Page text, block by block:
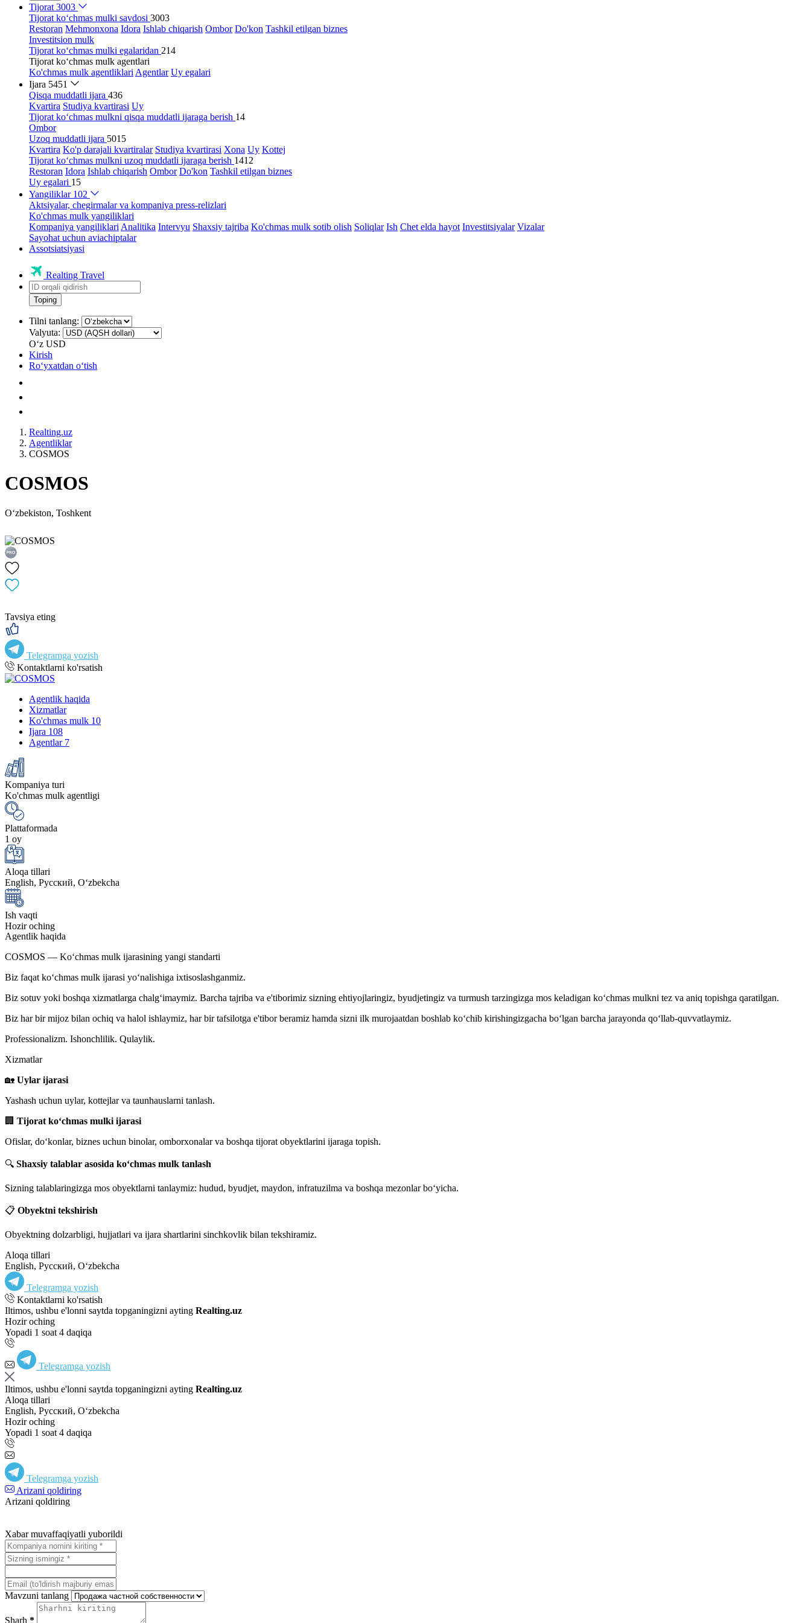
Tijorat 3003
Tijorat ko‘chmas mulki savdosi 3003
Restoran Mehmonxona Idora Ishlab chiqarish Ombor Do'kon Tashkil etilgan biznes
Investitsion mulk
Tijorat ko‘chmas mulki egalaridan 214
Tijorat ko‘chmas mulk agentlari
Ko'chmas mulk agentliklari Agentlar Uy egalari
Ijara 5451
Qisqa muddatli ijara 436
Kvartira Studiya kvartirasi Uy
Tijorat ko‘chmas mulkni qisqa muddatli ijaraga berish 14
Ombor
Uzoq muddatli ijara 5015
Kvartira Ko'p darajali kvartiralar Studiya kvartirasi Xona Uy Kottej
Tijorat ko‘chmas mulkni uzoq muddatli ijaraga berish 1412
Restoran Idora Ishlab chiqarish Ombor Do'kon Tashkil etilgan biznes
Uy egalari 15
Yangiliklar 102
Aktsiyalar, chegirmalar va kompaniya press-relizlari
Ko'chmas mulk yangiliklari
Kompaniya yangiliklari Analitika Intervyu Shaxsiy tajriba Ko'chmas mulk sotib olish Soliqlar Ish Chet elda hayot Investitsiyalar Vizalar
Sayohat uchun aviachiptalar
Assotsiatsiyasi
Realting Travel
Toping
Tilni tanlang:
Valyuta:
Oʻz USD
Kirish
Roʻyxatdan oʻtish
Realting.uz
Agentliklar
COSMOS
COSMOS
Oʻzbekiston, Toshkent
Tavsiya eting
Telegramga yozish
Kontaktlarni ko'rsatish
Agentlik haqida
Xizmatlar
Ko'chmas mulk 10
Ijara 108
Agentlar 7
Kompaniya turi
Ko'chmas mulk agentligi
Plattaformada
1 oy
Aloqa tillari
English, Русский, Oʻzbekcha
Ish vaqti
Hozir oching
Agentlik haqida
COSMOS — Ko‘chmas mulk ijarasining yangi standarti
Biz faqat ko‘chmas mulk ijarasi yo‘nalishiga ixtisoslashganmiz.
Biz sotuv yoki boshqa xizmatlarga chalg‘imaymiz. Barcha tajriba va e'tiborimiz sizning ehtiyojlaringiz, byudjetingiz va turmush tarzingizga mos keladigan ko‘chmas mulkni tez va aniq topishga qaratilgan.
Biz har bir mijoz bilan ochiq va halol ishlaymiz, har bir tafsilotga e'tibor beramiz hamda sizni ilk murojaatdan boshlab ko‘chib kirishingizgacha bo‘lgan barcha jarayonda qo‘llab-quvvatlaymiz.
Professionalizm. Ishonchlilik. Qulaylik.
Xizmatlar
🏡 Uylar ijarasi
Yashash uchun uylar, kottejlar va taunhauslarni tanlash.
🏢 Tijorat ko‘chmas mulki ijarasi
Ofislar, do‘konlar, biznes uchun binolar, omborxonalar va boshqa tijorat obyektlarini ijaraga topish.
🔍 Shaxsiy talablar asosida ko‘chmas mulk tanlash
Sizning talablaringizga mos obyektlarni tanlaymiz: hudud, byudjet, maydon, infratuzilma va boshqa mezonlar bo‘yicha.
📋 Obyektni tekshirish
Obyektning dolzarbligi, hujjatlari va ijara shartlarini sinchkovlik bilan tekshiramiz.
Aloqa tillari
English, Русский, Oʻzbekcha
Telegramga yozish
Kontaktlarni ko'rsatish
Iltimos, ushbu e'lonni saytda topganingizni ayting Realting.uz
Hozir oching
Yopadi 1 soat 4 daqiqa
Telegramga yozish
Iltimos, ushbu e'lonni saytda topganingizni ayting Realting.uz
Aloqa tillari
English, Русский, Oʻzbekcha
Hozir oching
Yopadi 1 soat 4 daqiqa
Telegramga yozish
Arizani qoldiring
Arizani qoldiring
Xabar muvaffaqiyatli yuborildi
Mavzuni tanlang
Sharh *